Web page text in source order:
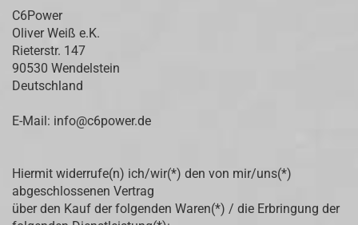
C6Power
Oliver Weiß e.K.
Rieterstr. 147
90530 Wendelstein
Deutschland
E-Mail: info@c6power.de
Hiermit widerrufe(n) ich/wir(*) den von mir/uns(*)
abgeschlossenen Vertrag
über den Kauf der folgenden Waren(*) / die Erbringung der